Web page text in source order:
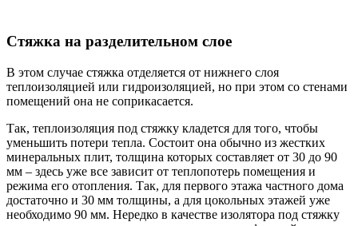
Стяжка на разделительном слое
В этом случае стяжка отделяется от нижнего слоя
теплоизоляцией или гидроизоляцией, но при этом со стенами
помещений она не соприкасается.
Так, теплоизоляция под стяжку кладется для того, чтобы
уменьшить потери тепла. Состоит она обычно из жестких
минеральных плит, толщина которых составляет от 30 до 90
мм – здесь уже все зависит от теплопотерь помещения и
режима его отопления. Так, для первого этажа частного дома
достаточно и 30 мм толщины, а для цокольных этажей уже
необходимо 90 мм. Нередко в качестве изолятора под стяжку